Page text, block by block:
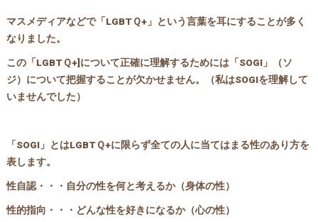
マスメディアなどで「LGBTＱ+」という言葉を耳にすることが多く
なりました。
この「LGBTＱ+]について正確に理解するためには「SOGI」（ソ
ジ）について把握することが欠かせません。（私はSOGIを理解して
いませんでした）
「SOGI」とはLGBTＱ+に限らず全ての人に当てはまる性のあり方を
表します。
性自認・・・自分の性を何と考えるか（身体の性）
性的指向・・・どんな性を好きになるか（心の性）